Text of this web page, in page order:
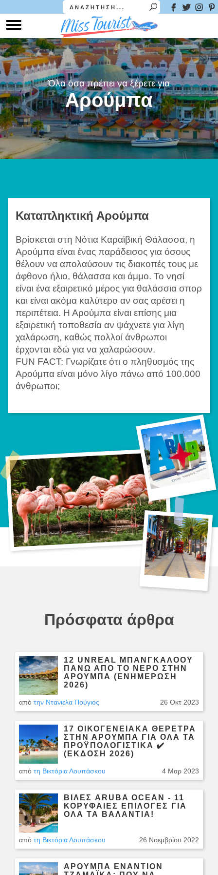
Όλα όσα πρέπει να ξέρετε για
Αρούμπα
Καταπληκτική Αρούμπα
Βρίσκεται στη Νότια Καραϊβική Θάλασσα, η
Αρούμπα είναι ένας παράδεισος για όσους
θέλουν να απολαύσουν τις διακοπές τους με
άφθονο ήλιο, θάλασσα και άμμο. Το νησί
είναι ένα εξαιρετικό μέρος για θαλάσσια σπορ
και είναι ακόμα καλύτερο αν σας αρέσει η
περιπέτεια. Η Αρούμπα είναι επίσης μια
εξαιρετική τοποθεσία αν ψάχνετε για λίγη
χαλάρωση, καθώς πολλοί άνθρωποι
έρχονται εδώ για να χαλαρώσουν.
FUN FACT: Γνωρίζατε ότι ο πληθυσμός της
Αρούμπα είναι μόνο λίγο πάνω από 100.000
άνθρωποι;
Πρόσφατα άρθρα
12 UNREAL ΜΠΑΝΓΚΑΛΌΟΥ
ΠΆΝΩ ΑΠΌ ΤΟ ΝΕΡΌ ΣΤΗΝ
ΑΡΟΎΜΠΑ (ΕΝΗΜΈΡΩΣΗ
2026)
από την Ντανιέλα Πούγιος 26 Οκτ 2023
17 ΟΙΚΟΓΕΝΕΙΑΚΆ ΘΈΡΕΤΡΑ
ΣΤΗΝ ΑΡΟΎΜΠΑ ΓΙΑ ΌΛΑ ΤΑ
ΠΡΟΫΠΟΛΟΓΙΣΤΙΚΆ ✔️
(ΈΚΔΟΣΗ 2026)
από τη Βικτόρια Λουπάσκου 4 Μαρ 2023
ΒΊΛΕΣ ARUBA OCEAN - 11
ΚΟΡΥΦΑΊΕΣ ΕΠΙΛΟΓΈΣ ΓΙΑ
ΌΛΑ ΤΑ ΒΑΛΆΝΤΙΑ!
από τη Βικτόρια Λουπάσκου 26 Νοεμβρίου 2022
ΑΡΟΎΜΠΑ ΕΝΑΝΤΊΟΝ